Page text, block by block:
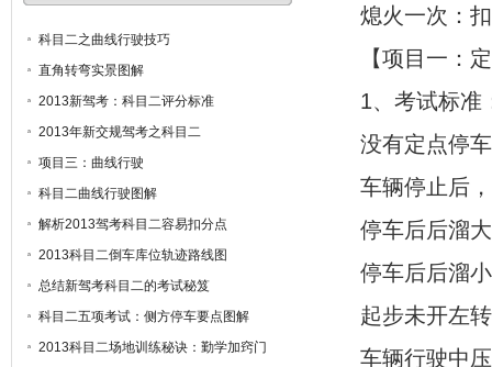
科目二之曲线行驶技巧
直角转弯实景图解
2013新驾考：科目二评分标准
2013年新交规驾考之科目二
项目三：曲线行驶
科目二曲线行驶图解
解析2013驾考科目二容易扣分点
2013科目二倒车库位轨迹路线图
总结新驾考科目二的考试秘笈
科目二五项考试：侧方停车要点图解
2013科目二场地训练秘诀：勤学加窍门
熄火一次：
【项目一：
1、考试标准
没有定点停
车辆停止后
停车后后溜
停车后后溜
起步未开左
车辆行驶中